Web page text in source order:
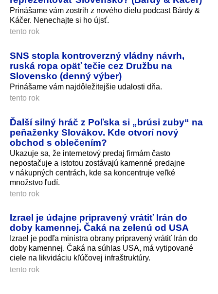
Prinášame vám zostrih z nového dielu podcast Bárdy &
Káčer. Nenechajte si ho újsť.
tento rok
SNS stopla kontroverzný vládny návrh,
ruská ropa opäť tečie cez Družbu na
Slovensko (denný výber)
Prinášame vám najdôležitejšie udalosti dňa.
tento rok
Ďalší silný hráč z Poľska si „brúsi zuby“ na
peňaženky Slovákov. Kde otvorí nový
obchod s oblečením?
Ukazuje sa, že internetový predaj firmám často
nepostačuje a istotou zostávajú kamenné predajne
v nákupných centrách, kde sa koncentruje veľké
množstvo ľudí.
tento rok
Izrael je údajne pripravený vrátiť Irán do
doby kamennej. Čaká na zelenú od USA
Izrael je podľa ministra obrany pripravený vrátiť Irán do
doby kamennej. Čaká na súhlas USA, má vytipované
ciele na likvidáciu kľúčovej infraštruktúry.
tento rok